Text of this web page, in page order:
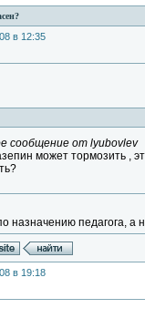
в 12:35
сообщение от lyubovlev
может тормозить ,
назначению педагога, а
в 19:18